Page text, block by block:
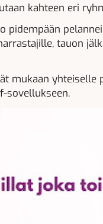
kahteen eri
pidempään
tauon
mukaan yhteiselle
sovellukseen.